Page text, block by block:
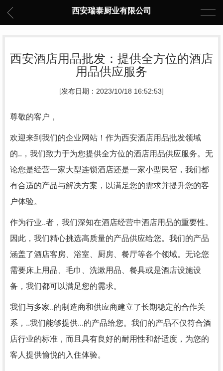
西安瑞泰厨业有限公司
西安酒店用品批发：提供全方位的酒店
用品供应服务
[发布日期：2023/10/18 16:52:53]
尊敬的客户，
欢迎来到我们的企业网站！作为西安酒店用品批发领域
的..，我们致力于为您提供全方位的酒店用品供应服务。无
论您是经营一家大型连锁酒店还是一家小型民宿，我们都
有合适的产品与解决方案，以满足您的需求并提升您的客
户体验。
作为行业..者，我们深知在酒店经营中酒店用品的重要性。
因此，我们精心挑选高质量的产品供应给您。我们的产品
涵盖了酒店客房、浴室、厨房、餐厅等各个领域。无论您
需要床上用品、毛巾、洗漱用品、餐具或是酒店设施设
备，我们都可以满足您的需求。
我们与多家..的制造商和供应商建立了长期稳定的合作关
系，..我们能够提供...的产品给您。我们的产品不仅符合酒
店行业的标准，而且具有良好的耐用性和舒适度，为您的
客人提供愉悦的入住体验。